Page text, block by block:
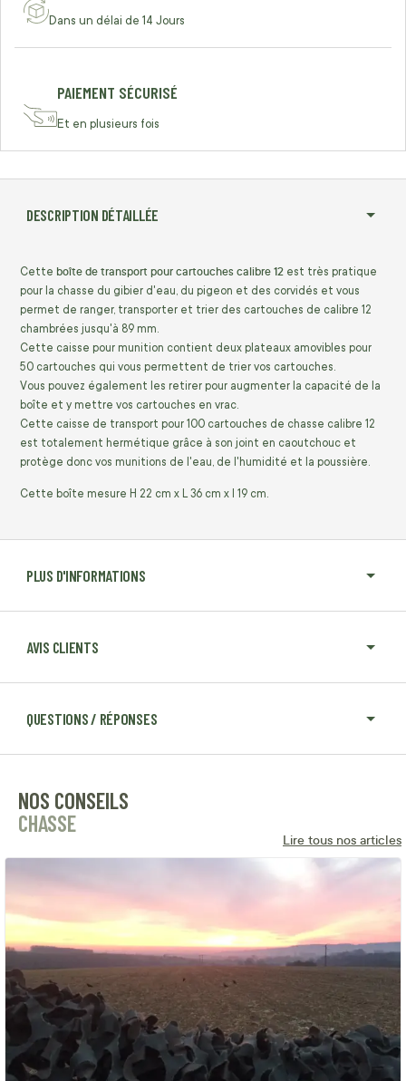
Dans un délai de 14 Jours
PAIEMENT SÉCURISÉ
Et en plusieurs fois
DESCRIPTION DÉTAILLÉE
PLUS D'INFORMATIONS
AVIS CLIENTS
QUESTIONS / RÉPONSES
Cette boîte de transport pour cartouches calibre 12 est très pratique
pour la chasse du gibier d'eau, du pigeon et des corvidés et vous
permet de ranger, transporter et trier des cartouches de calibre 12
chambrées jusqu'à 89 mm.
Cette caisse pour munition contient deux plateaux amovibles pour
50 cartouches qui vous permettent de trier vos cartouches.
Vous pouvez également les retirer pour augmenter la capacité de la
boîte et y mettre vos cartouches en vrac.
Cette caisse de transport pour 100 cartouches de chasse calibre 12
est totalement hermétique grâce à son joint en caoutchouc et
protège donc vos munitions de l'eau, de l'humidité et la poussière.
Cette boîte mesure H 22 cm x L 36 cm x l 19 cm.
NOS CONSEILS
CHASSE
Lire tous nos articles